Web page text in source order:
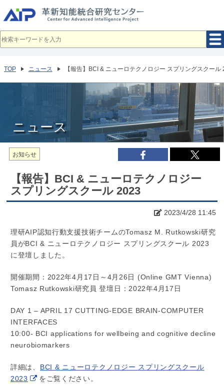
イ
ン
へ
動
TOP ニュース 【報告】BCI & ニューロテクノロジー スプリングスクール
ニュース
お知らせ
【報告】BCI & ニューロテクノロジー
スプリングスクール 2023
2023/4/28 11:45
理研AIP認知行動支援技術チームのTomasz M. Rutkowski研究
員がBCI & ニューロテクノロジー スプリングスクール 2023
に登壇しました。
開催期間：2022年4月17日～4月26日 (Online GMT Vienna)
Tomasz Rutkowski研究員 登壇日：2022年4月17日
DAY 1 – APRIL 17 CUTTING-EDGE BRAIN-COMPUTER
INTERFACES
10:00- BCI applications for wellbeing and cognitive decline
neurobiomarkers
詳細は、
BCI & ニューロテクノロジー スプリングスクール
2023
をご覧ください。